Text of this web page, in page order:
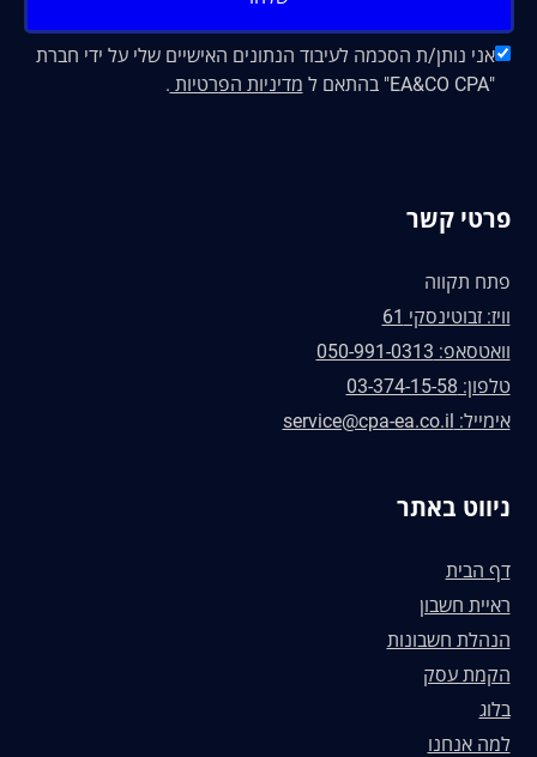
אני נותן/ת הסכמה לעיבוד הנתונים האישיים שלי על ידי חברת
"EA&CO CPA" בהתאם ל
מדיניות הפרטיות .
פרטי קשר
פתח תקווה
וויז: זבוטינסקי 61
וואטסאפ: 050-991-0313
טלפון: 03-374-15-58
אימייל: service@cpa-ea.co.il
ניווט באתר
דף הבית
ראיית חשבון
הנהלת חשבונות
הקמת עסק
בלוג
למה אנחנו